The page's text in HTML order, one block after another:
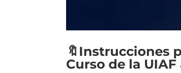
🔖Instrucciones
Curso de la UIAF